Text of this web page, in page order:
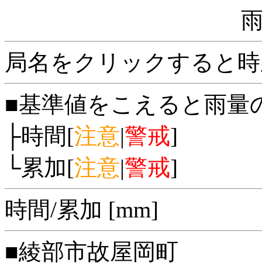
局名をクリックすると
■基準値をこえると雨量
├時間[注意|警戒]
└累加[注意|警戒]
時間/累加 [mm]
■綾部市故屋岡町